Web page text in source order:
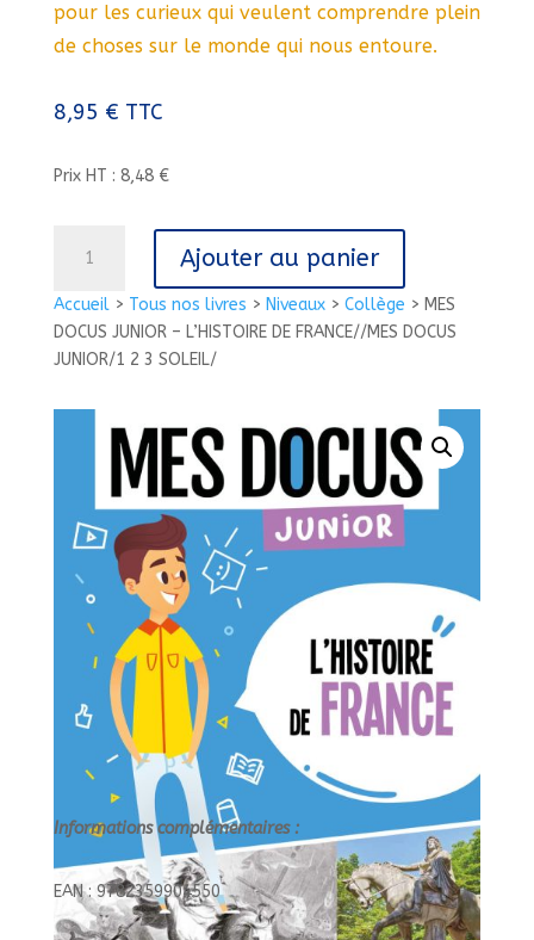
Accueil> Tous nos livres > Niveaux> Collège > MES
DOCUS JUNIOR – L’HISTOIRE DE FRANCE//MES DOCUS
JUNIOR/1 2 3 SOLEIL/
pour les curieux qui veulent comprendre plein
de choses sur le monde qui nous entoure.
8,95 € TTC
Prix HT : 8,48 €
MES
DOCUS
JUNIOR
FRANCE//MES
JUNIOR/1
SOLEIL/
Ajouter au panier
Informations complémentaires :
EAN : 9782359904550